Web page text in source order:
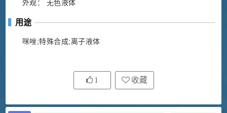
外观： 无色液体
用途
咪唑;特殊合成;离子液体
1 收藏